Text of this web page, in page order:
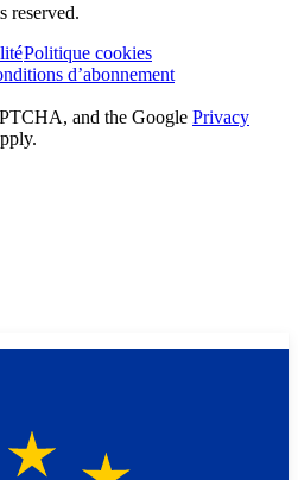
reserved.
Politique cookies
d’abonnement
and the Google Privacy